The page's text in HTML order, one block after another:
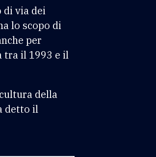
di via dei
lo scopo di
per
tra il 1993 e il
della
detto il